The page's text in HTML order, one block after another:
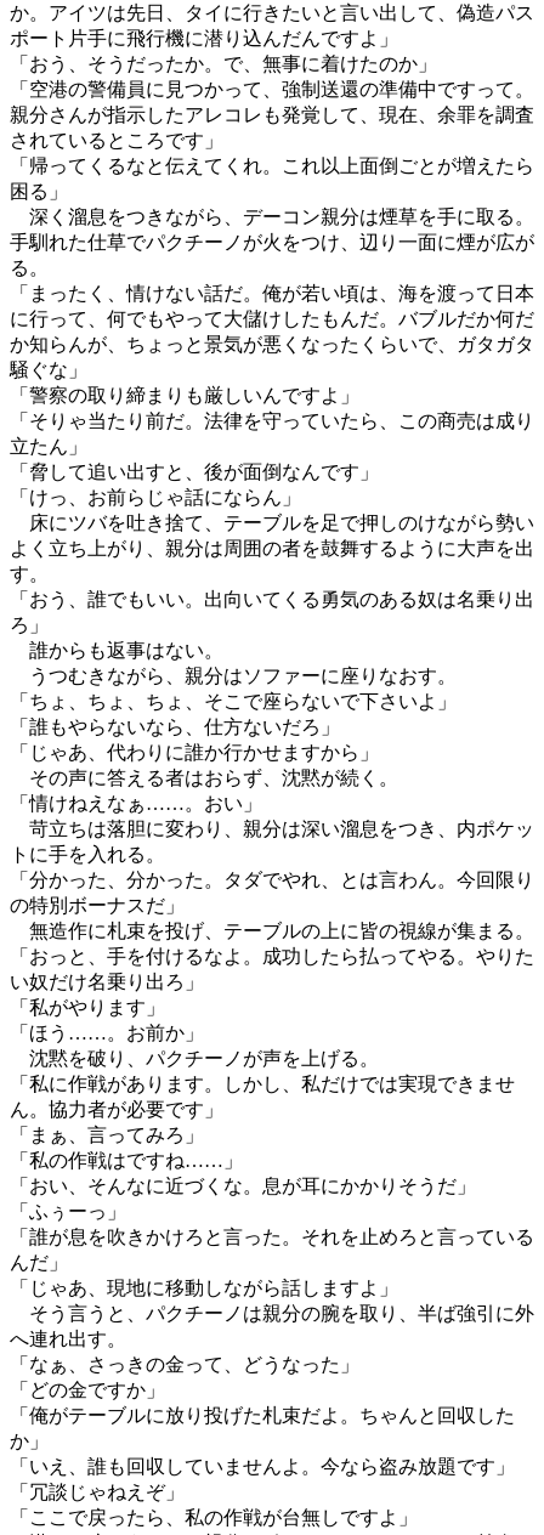
か。アイツは先日、タイに行きたいと言い出して、偽造パス
ポート片手に飛行機に潜り込んだんですよ」
「おう、そうだったか。で、無事に着けたのか」
「空港の警備員に見つかって、強制送還の準備中ですって。
親分さんが指示したアレコレも発覚して、現在、余罪を調査
されているところです」
「帰ってくるなと伝えてくれ。これ以上面倒ごとが増えたら
困る」
深く溜息をつきながら、デーコン親分は煙草を手に取る。
手馴れた仕草でパクチーノが火をつけ、辺り一面に煙が広が
る。
「まったく、情けない話だ。俺が若い頃は、海を渡って日本
に行って、何でもやって大儲けしたもんだ。バブルだか何だ
か知らんが、ちょっと景気が悪くなったくらいで、ガタガタ
騒ぐな」
「警察の取り締まりも厳しいんですよ」
「そりゃ当たり前だ。法律を守っていたら、この商売は成り
立たん」
「脅して追い出すと、後が面倒なんです」
「けっ、お前らじゃ話にならん」
床にツバを吐き捨て、テーブルを足で押しのけながら勢い
よく立ち上がり、親分は周囲の者を鼓舞するように大声を出
す。
「おう、誰でもいい。出向いてくる勇気のある奴は名乗り出
ろ」
誰からも返事はない。
うつむきながら、親分はソファーに座りなおす。
「ちょ、ちょ、ちょ、そこで座らないで下さいよ」
「誰もやらないなら、仕方ないだろ」
「じゃあ、代わりに誰か行かせますから」
その声に答える者はおらず、沈黙が続く。
「情けねえなぁ……。おい」
苛立ちは落胆に変わり、親分は深い溜息をつき、内ポケッ
トに手を入れる。
「分かった、分かった。タダでやれ、とは言わん。今回限り
の特別ボーナスだ」
無造作に札束を投げ、テーブルの上に皆の視線が集まる。
「おっと、手を付けるなよ。成功したら払ってやる。やりた
い奴だけ名乗り出ろ」
「私がやります」
「ほう……。お前か」
沈黙を破り、パクチーノが声を上げる。
「私に作戦があります。しかし、私だけでは実現できませ
ん。協力者が必要です」
「まぁ、言ってみろ」
「私の作戦はですね……」
「おい、そんなに近づくな。息が耳にかかりそうだ」
「ふぅーっ」
「誰が息を吹きかけろと言った。それを止めろと言っている
んだ」
「じゃあ、現地に移動しながら話しますよ」
そう言うと、パクチーノは親分の腕を取り、半ば強引に外
へ連れ出す。
「なぁ、さっきの金って、どうなった」
「どの金ですか」
「俺がテーブルに放り投げた札束だよ。ちゃんと回収した
か」
「いえ、誰も回収していませんよ。今なら盗み放題です」
「冗談じゃねえぞ」
「ここで戻ったら、私の作戦が台無しですよ」